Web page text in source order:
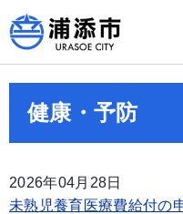
健康・予防
2026年04月28日
未熟児養育医療費給付の